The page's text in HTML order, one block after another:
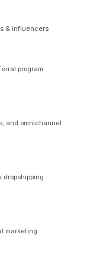
& influencers
program
and omnichannel
marketing